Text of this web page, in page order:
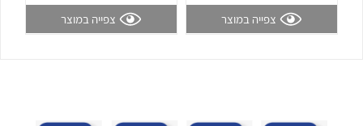
צפייה במוצר צפייה במוצר